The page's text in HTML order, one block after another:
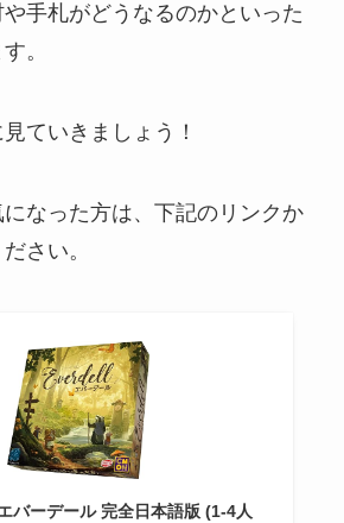
手札がどうなるのかといった
。
ていきましょう！
なった方は、下記のリンクか
さい。
バーデール 完全日本語版 (1-4人